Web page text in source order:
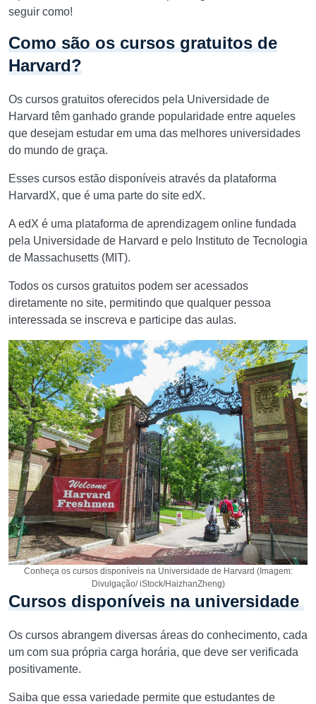
seguir como!
Como são os cursos gratuitos de
Harvard?
Os cursos gratuitos oferecidos pela Universidade de
Harvard têm ganhado grande popularidade entre aqueles
que desejam estudar em uma das melhores universidades
do mundo de graça.
Esses cursos estão disponíveis através da plataforma
HarvardX, que é uma parte do site edX.
A edX é uma plataforma de aprendizagem online fundada
pela Universidade de Harvard e pelo Instituto de Tecnologia
de Massachusetts (MIT).
Todos os cursos gratuitos podem ser acessados ​​
diretamente no site, permitindo que qualquer pessoa
interessada se inscreva e participe das aulas.
Conheça os cursos disponíveis na Universidade de Harvard (Imagem:
Divulgação/ iStock/HaizhanZheng)
Cursos disponíveis na universidade
Os cursos abrangem diversas áreas do conhecimento, cada
um com sua própria carga horária, que deve ser verificada
positivamente.
Saiba que essa variedade permite que estudantes de